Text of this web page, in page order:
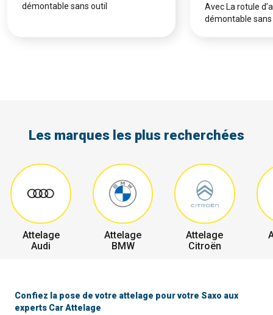
démontable sans outil
Avec La rotule
démontable
Les marques les plus recherchées
Attelage
Audi
Attelage
BMW
Attelage
Citroën
Confiez la pose de votre attelage pour votre Saxo aux
experts Car Attelage